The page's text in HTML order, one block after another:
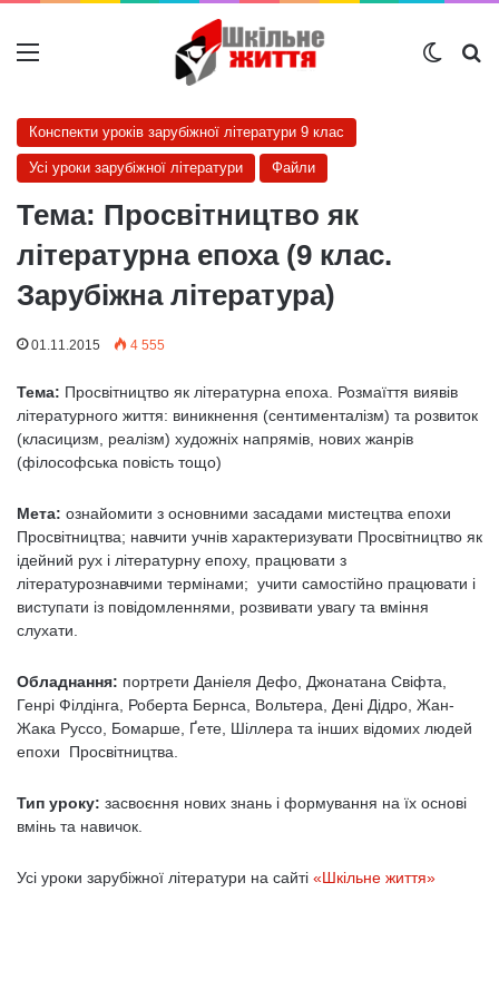
Меню
Конспекти уроків зарубіжної літератури 9 клас
Усі уроки зарубіжної літератури Файли
Тема: Просвітництво як
літературна епоха (9 клас.
Зарубіжна література)
01.11.2015 4 555
Тема: Просвітництво як літературна епоха. Розмаїття виявів
літературного життя: виникнення (сентименталізм) та розвиток
(класицизм, реалізм) художніх напрямів, нових жанрів
(філософська повість тощо)
Мета: ознайомити з основними засадами мистецтва епохи
Просвітництва; навчити учнів характеризувати Просвітництво як
ідейний рух і літературну епоху, працювати з
літературознавчими термінами; учити самостійно працювати і
виступати із повідомленнями, розвивати увагу та вміння
слухати.
Обладнання: портрети Даніеля Дефо, Джонатана Свіфта,
Генрі Філдінга, Роберта Бернса, Вольтера, Дені Дідро, Жан-
Жака Руссо, Бомарше, Ґете, Шіллера та інших відомих людей
епохи Просвітництва.
Тип уроку: засвоєння нових знань і формування на їх основі
вмінь та навичок.
Усі уроки зарубіжної літератури на сайті «Шкільне життя»